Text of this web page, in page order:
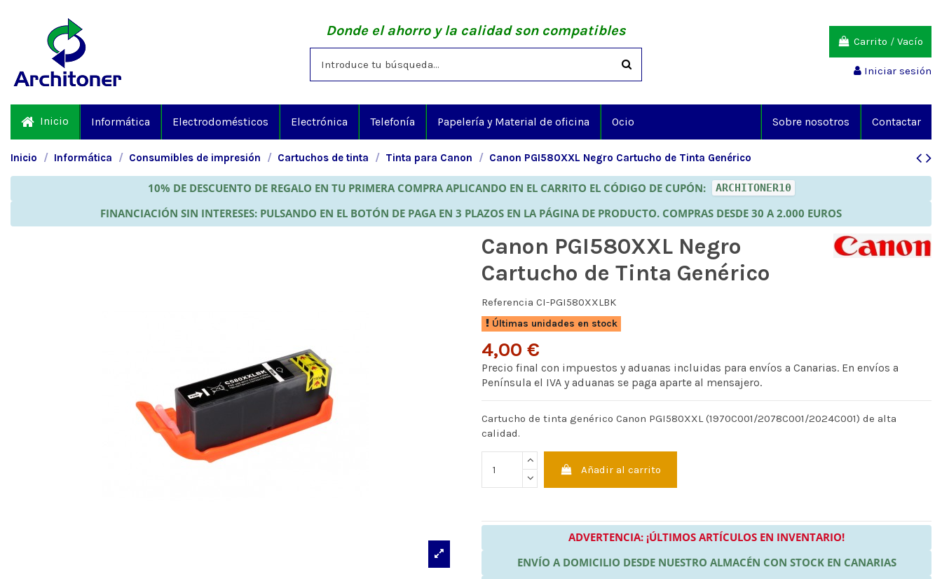
Donde el ahorro y la calidad son compatibles
Carrito / Vacío
Iniciar sesión
Inicio Informática Electrodomésticos Electrónica Telefonía Papelería y Material de oficina Ocio Contactar
Sobre nosotros
Inicio Informática Consumibles de impresión Cartuchos de tinta Tinta para Canon Canon PGI580XXL Negro Cartucho de Tinta Genérico
10% DE DESCUENTO DE REGALO EN TU PRIMERA COMPRA APLICANDO EN EL CARRITO EL CÓDIGO DE CUPÓN: ARCHITONER10
FINANCIACIÓN SIN INTERESES: PULSANDO EN EL BOTÓN DE PAGA EN 3 PLAZOS EN LA PÁGINA DE PRODUCTO. COMPRAS DESDE 30 A 2.000 EUROS
Canon PGI580XXL Negro
Cartucho de Tinta Genérico
Referencia CI-PGI580XXLBK
Últimas unidades en stock
4,00 €
Precio final con impuestos y aduanas incluidas para envíos a Canarias. En envíos a
Península el IVA y aduanas se paga aparte al mensajero.
Cartucho de tinta genérico Canon PGI580XXL (1970C001/2078C001/2024C001) de alta
calidad.
Añadir al carrito
ADVERTENCIA: ¡ÚLTIMOS ARTÍCULOS EN INVENTARIO!
ENVÍO A DOMICILIO DESDE NUESTRO ALMACÉN CON STOCK EN CANARIAS